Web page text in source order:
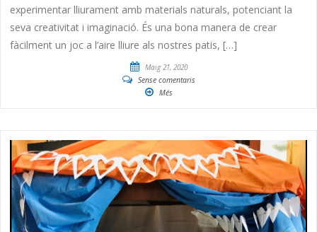
experimentar lliurament amb materials naturals, potenciant la
seva creativitat i imaginació. És una bona manera de crear
fàcilment un joc a l’aire lliure als nostres patis, […]
Maig 21, 2020
Sense comentaris
Més